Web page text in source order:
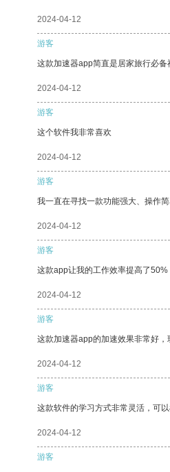
2024-04-12
游客
这款加速器app简直是居家旅行必备
2024-04-12
游客
这个软件我非常喜欢
2024-04-12
游客
我一直在寻找一款功能强大、操作
2024-04-12
游客
这款app让我的工作效率提高了
2024-04-12
游客
这款加速器app的加速效果非常好
2024-04-12
游客
这款软件的学习方式非常灵活，可
2024-04-12
游客